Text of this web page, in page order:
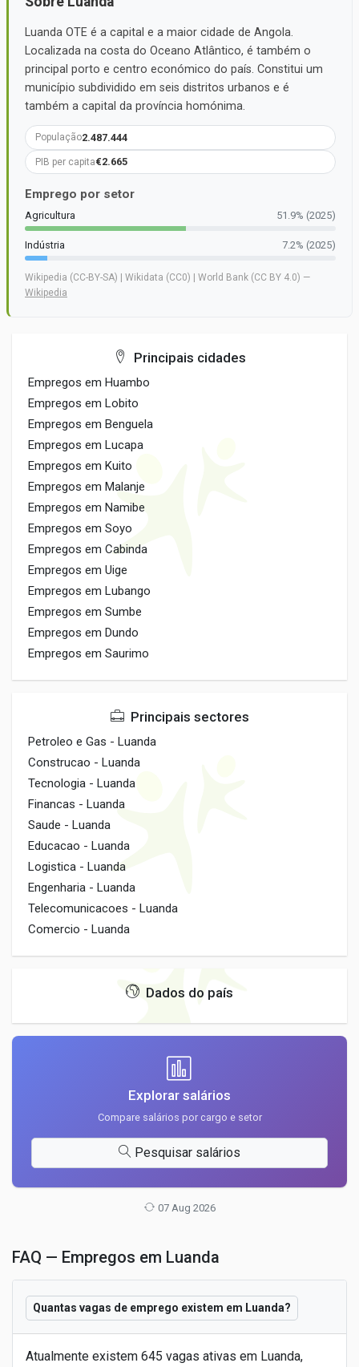
Luanda OTE é a capital e a maior cidade de Angola.
Localizada na costa do Oceano Atlântico, é também o
principal porto e centro económico do país. Constitui um
município subdividido em seis distritos urbanos e é
também a capital da província homónima.
População2.487.444
PIB per capita€2.665
Emprego por setor
Agricultura 51.9% (2025)
Indústria 7.2% (2025)
Wikipedia (CC-BY-SA) | Wikidata (CC0) | World Bank (CC BY 4.0) —
Wikipedia
Principais cidades
Empregos em Huambo
Empregos em Lobito
Empregos em Benguela
Empregos em Lucapa
Empregos em Kuito
Empregos em Malanje
Empregos em Namibe
Empregos em Soyo
Empregos em Cabinda
Empregos em Uige
Empregos em Lubango
Empregos em Sumbe
Empregos em Dundo
Empregos em Saurimo
Principais sectores
Petroleo e Gas - Luanda
Construcao - Luanda
Tecnologia - Luanda
Financas - Luanda
Saude - Luanda
Educacao - Luanda
Logistica - Luanda
Engenharia - Luanda
Telecomunicacoes - Luanda
Comercio - Luanda
Dados do país
Explorar salários
Compare salários por cargo e setor
Pesquisar salários
07 Aug 2026
FAQ — Empregos em Luanda
Quantas vagas de emprego existem em Luanda?
Atualmente existem 645 vagas ativas em Luanda,